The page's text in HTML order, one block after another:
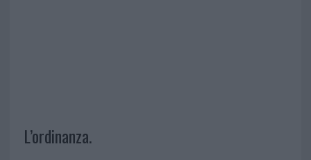
L’ordinanza.